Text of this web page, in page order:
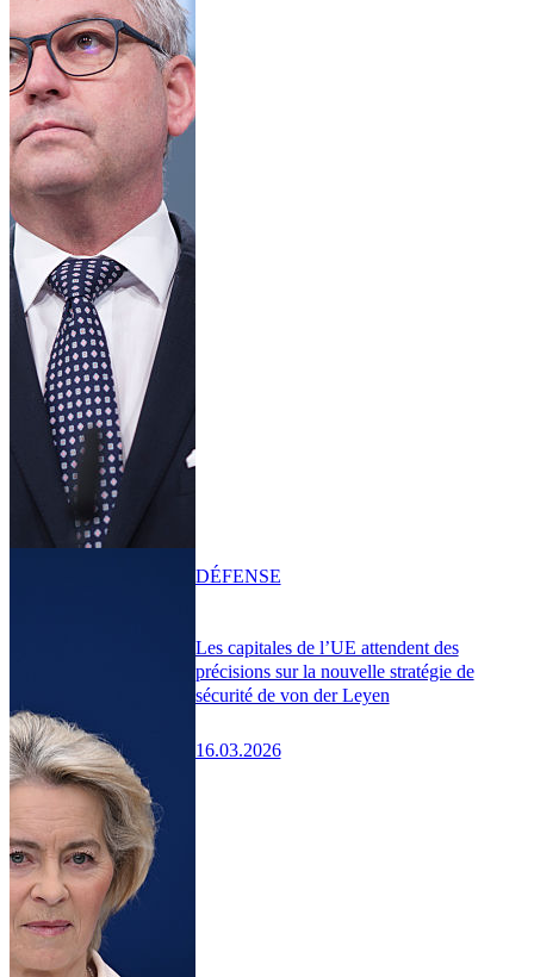
Les capitales de l’UE attendent des
précisions sur la nouvelle stratégie de
sécurité de von der Leyen
16.03.2026
DÉFENSE